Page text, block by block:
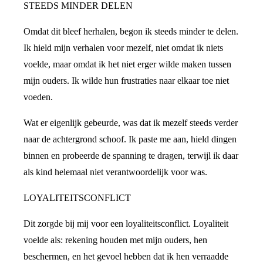
STEEDS MINDER DELEN
Omdat dit bleef herhalen, begon ik steeds minder te delen.
Ik hield mijn verhalen voor mezelf, niet omdat ik niets
voelde, maar omdat ik het niet erger wilde maken tussen
mijn ouders. Ik wilde hun frustraties naar elkaar toe niet
voeden.
Wat er eigenlijk gebeurde, was dat ik mezelf steeds verder
naar de achtergrond schoof. Ik paste me aan, hield dingen
binnen en probeerde de spanning te dragen, terwijl ik daar
als kind helemaal niet verantwoordelijk voor was.
LOYALITEITSCONFLICT
Dit zorgde bij mij voor een loyaliteitsconflict. Loyaliteit
voelde als: rekening houden met mijn ouders, hen
beschermen, en het gevoel hebben dat ik hen verraadde